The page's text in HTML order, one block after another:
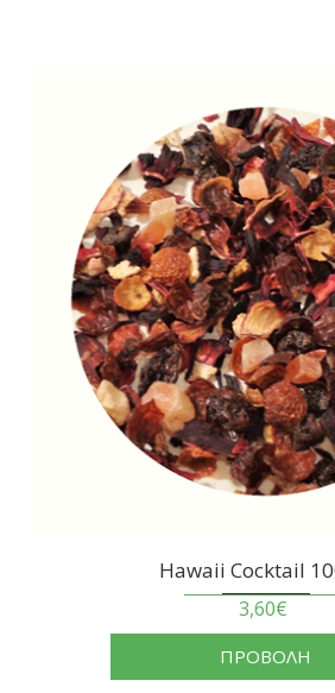
Hawaii Cocktail
3,60€
ΠΡΟΒΟΛΗ